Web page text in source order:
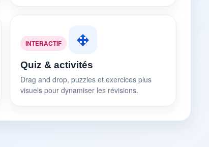
INTERACTIF
Quiz & activités
Drag and drop, puzzles et exercices plus
visuels pour dynamiser les révisions.